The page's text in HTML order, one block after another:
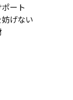
ート
げない